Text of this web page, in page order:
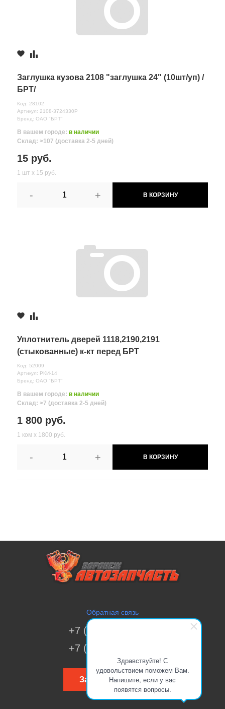
Здравствуйте! С
удовольствием поможем Вам.
Напишите, если у вас
появятся вопросы.
Заглушка кузова 2108 "заглушка 24" (10шт/уп) /
БРТ/
Код: 28102
Артикул: 2108-3724330Р
Бренд: ОАО "БРТ"
В вашем городе: в наличии
Склад: >107 (доставка 2-5 дней)
15 руб.
1 шт х 15 руб.
- + В КОРЗИНУ
Уплотнитель дверей 1118,2190,2191
(стыкованные) к-кт перед БРТ
Код: 52009
Артикул: РКИ-14
Бренд: ОАО "БРТ"
В вашем городе: в наличии
Склад: >7 (доставка 2-5 дней)
1 800 руб.
1 ком х 1800 руб.
- + В КОРЗИНУ
Обратная связь
+7 (473) 269-41-51
+7 (473) 200-70-00
Заказать звонок